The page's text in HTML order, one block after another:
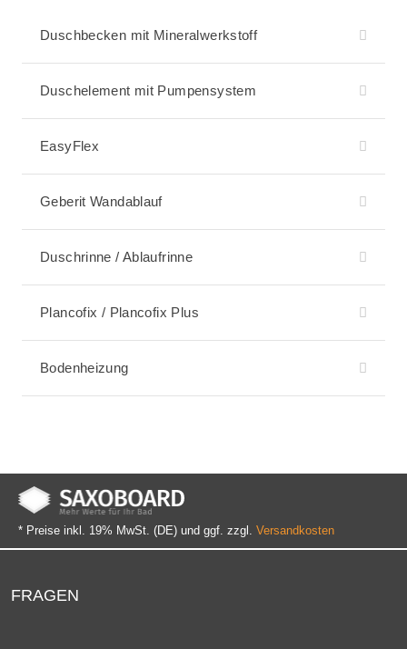
Duschbecken mit Mineralwerkstoff
Duschelement mit Pumpensystem
EasyFlex
Geberit Wandablauf
Duschrinne / Ablaufrinne
Plancofix / Plancofix Plus
Bodenheizung
* Preise inkl. 19% MwSt. (DE) und ggf. zzgl. Versandkosten
FRAGEN